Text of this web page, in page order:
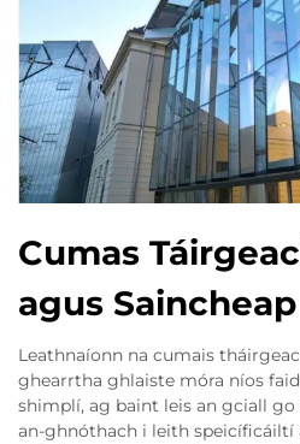
Cumas
agus Saincheap
Leathnaíonn na cumais
ghearrtha ghlaiste móra níos
shimplí, ag baint leis an gciall
an-ghnóthach i leith speicíficáiltí